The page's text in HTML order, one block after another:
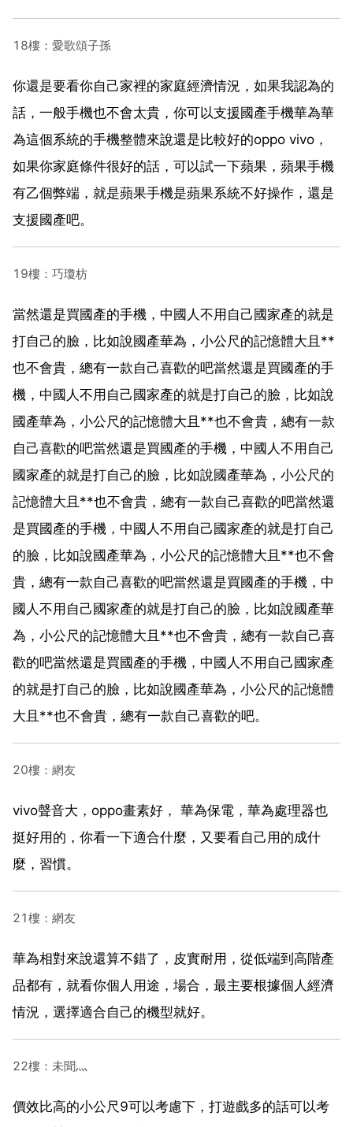
18樓：愛歌頌子孫
你還是要看你自己家裡的家庭經濟情況，如果我認為的
話，一般手機也不會太貴，你可以支援國產手機華為華
為這個系統的手機整體來說還是比較好的oppo vivo，
如果你家庭條件很好的話，可以試一下蘋果，蘋果手機
有乙個弊端，就是蘋果手機是蘋果系統不好操作，還是
支援國產吧。
19樓：巧瓊枋
當然還是買國產的手機，中國人不用自己國家產的就是
打自己的臉，比如說國產華為，小公尺的記憶體大且**
也不會貴，總有一款自己喜歡的吧當然還是買國產的手
機，中國人不用自己國家產的就是打自己的臉，比如說
國產華為，小公尺的記憶體大且**也不會貴，總有一款
自己喜歡的吧當然還是買國產的手機，中國人不用自己
國家產的就是打自己的臉，比如說國產華為，小公尺的
記憶體大且**也不會貴，總有一款自己喜歡的吧當然還
是買國產的手機，中國人不用自己國家產的就是打自己
的臉，比如說國產華為，小公尺的記憶體大且**也不會
貴，總有一款自己喜歡的吧當然還是買國產的手機，中
國人不用自己國家產的就是打自己的臉，比如說國產華
為，小公尺的記憶體大且**也不會貴，總有一款自己喜
歡的吧當然還是買國產的手機，中國人不用自己國家產
的就是打自己的臉，比如說國產華為，小公尺的記憶體
大且**也不會貴，總有一款自己喜歡的吧。
20樓：網友
vivo聲音大，oppo畫素好， 華為保電，華為處理器也
挺好用的，你看一下適合什麼，又要看自己用的成什
麼，習慣。
21樓：網友
華為相對來說還算不錯了，皮實耐用，從低端到高階產
品都有，就看你個人用途，場合，最主要根據個人經濟
情況，選擇適合自己的機型就好。
22樓：未聞灬
價效比高的小公尺9可以考慮下，打遊戲多的話可以考